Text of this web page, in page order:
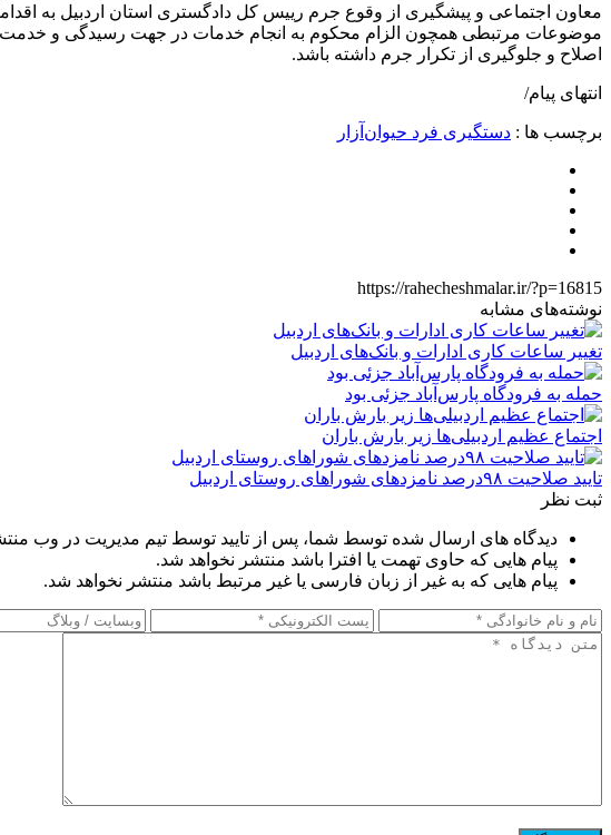
معاون اجتماعی و پیشگیری از وقوع جرم رییس کل دادگستری استان اردبیل به
موضوعات مرتبطی همچون الزام محکوم به انجام خدمات در جهت رسیدگی و
اصلاح و جلوگیری از تکرار جرم داشته باشد.
انتهای پیام/
برچسب ها : دستگیری فرد حیوان‌آزار
https://rahecheshmalar.ir/?p=16815
نوشته‌های مشابه
تغییر ساعات کاری ادارات و بانک‌های اردبیل
حمله به فرودگاه پارس‌‌آباد جزئی بود
اجتماع عظیم اردبیلی‌ها زیر بارش باران
تایید صلاحیت ۹۸درصد نامزدهای شوراهای روستای اردبیل
ثبت نظر
دیدگاه های ارسال شده توسط شما، پس از تایید توسط تیم مدیریت در وب
پیام هایی که حاوی تهمت یا افترا باشد منتشر نخواهد شد.
پیام هایی که به غیر از زبان فارسی یا غیر مرتبط باشد منتشر نخواهد شد.